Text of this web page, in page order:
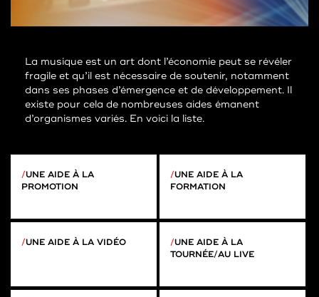
La musique est un art dont l’économie peut se révéler
fragile et qu’il est nécessaire de soutenir, notamment
dans ses phases d’émergence et de développement. Il
existe pour cela de nombreuses aides émanent
d’organismes variés. En voici la liste.
UNE AIDE À LA
PROMOTION
UNE AIDE À LA
FORMATION
UNE AIDE À LA VIDÉO
UNE AIDE À LA
TOURNÉE/AU LIVE